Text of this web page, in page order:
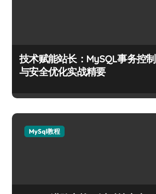
技术赋能站长：MySQL事务控制
与安全优化实战精要
MySql教程